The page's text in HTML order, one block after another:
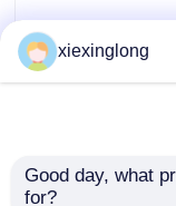
খবর
ইপিএস ইপিপি ফোম
xiexinglong
Good day, what
for?